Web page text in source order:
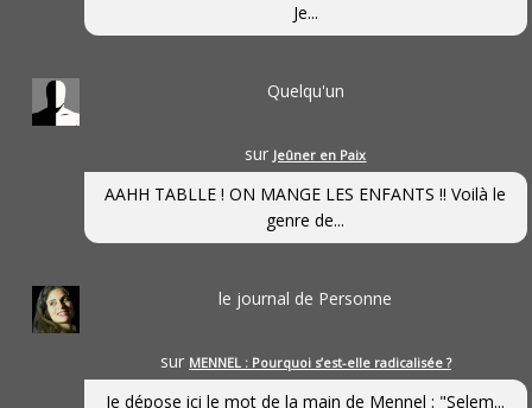
Je...
Quelqu'un
sur Jeûner en Paix
AAHH TABLLE ! ON MANGE LES ENFANTS !! Voilà le
genre de...
le journal de Personne
sur MENNEL : Pourquoi s’est-elle radicalisée ?
Je dépose ici le mot de la main de Mennel : "Selem...